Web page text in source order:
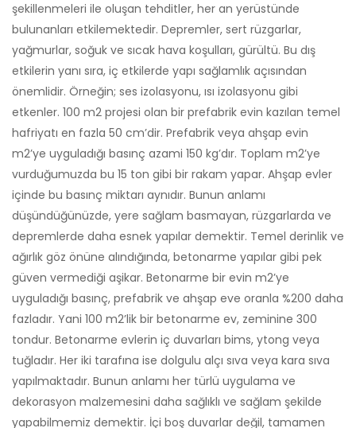
şekillenmeleri ile oluşan tehditler, her an yerüstünde
bulunanları etkilemektedir. Depremler, sert rüzgarlar,
yağmurlar, soğuk ve sıcak hava koşulları, gürültü. Bu dış
etkilerin yanı sıra, iç etkilerde yapı sağlamlık açısından
önemlidir. Örneğin; ses izolasyonu, ısı izolasyonu gibi
etkenler. 100 m2 projesi olan bir prefabrik evin kazılan temel
hafriyatı en fazla 50 cm’dir. Prefabrik veya ahşap evin
m2’ye uyguladığı basınç azami 150 kg’dır. Toplam m2’ye
vurduğumuzda bu 15 ton gibi bir rakam yapar. Ahşap evler
içinde bu basınç miktarı aynıdır. Bunun anlamı
düşündüğünüzde, yere sağlam basmayan, rüzgarlarda ve
depremlerde daha esnek yapılar demektir. Temel derinlik ve
ağırlık göz önüne alındığında, betonarme yapılar gibi pek
güven vermediği aşikar. Betonarme bir evin m2’ye
uyguladığı basınç, prefabrik ve ahşap eve oranla %200 daha
fazladır. Yani 100 m2’lik bir betonarme ev, zeminine 300
tondur. Betonarme evlerin iç duvarları bims, ytong veya
tuğladır. Her iki tarafına ise dolgulu alçı sıva veya kara sıva
yapılmaktadır. Bunun anlamı her türlü uygulama ve
dekorasyon malzemesini daha sağlıklı ve sağlam şekilde
yapabilmemiz demektir. İçi boş duvarlar değil, tamamen